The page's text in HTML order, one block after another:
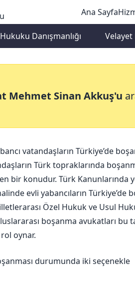
Ana Sayfa
Danışmanlığı Velayet
Mehmet Sinan Akkuş'u
vatandaşların Türkiye’de
Türk topraklarında
bir konudur. Türk Kanunlarında
evli yabancıların Türkiye’de
Özel Hukuk ve Usul
boşanma avukatları bu
oynar.
durumunda iki seçenekle